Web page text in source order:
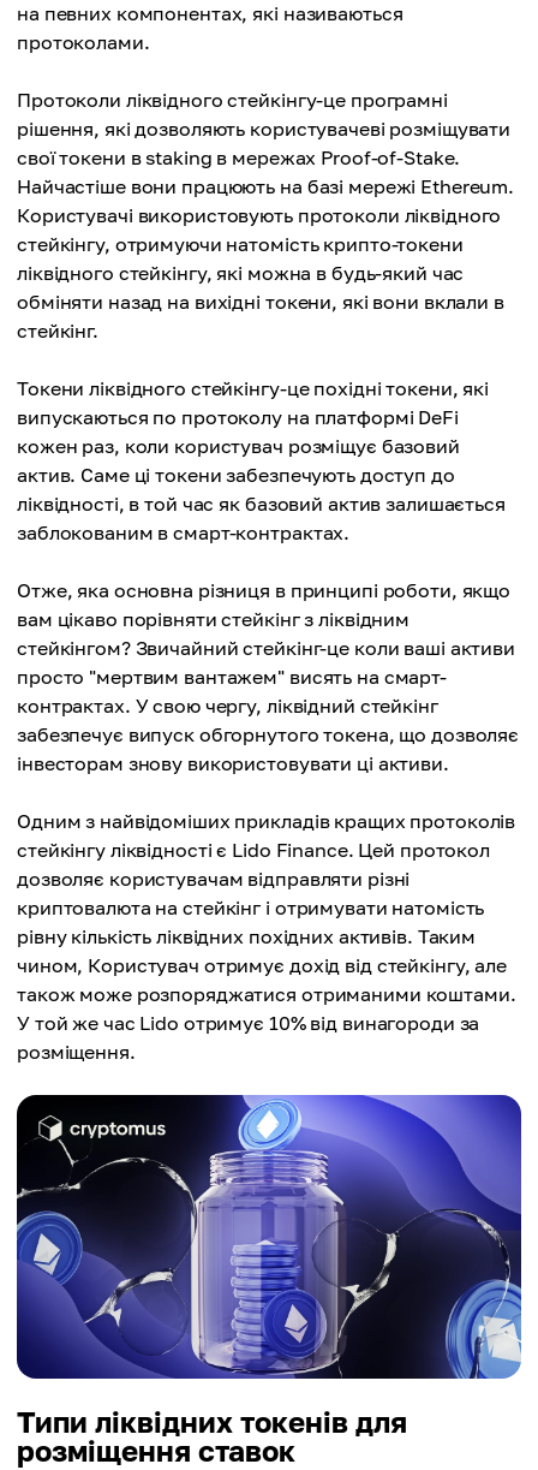
на певних компонентах, які називаються
протоколами.
Протоколи ліквідного стейкінгу-це програмні
рішення, які дозволяють користувачеві розміщувати
свої токени в staking в мережах Proof-of-Stake.
Найчастіше вони працюють на базі мережі Ethereum.
Користувачі використовують протоколи ліквідного
стейкінгу, отримуючи натомість крипто-токени
ліквідного стейкінгу, які можна в будь-який час
обміняти назад на вихідні токени, які вони вклали в
стейкінг.
Токени ліквідного стейкінгу-це похідні токени, які
випускаються по протоколу на платформі DeFi
кожен раз, коли користувач розміщує базовий
актив. Саме ці токени забезпечують доступ до
ліквідності, в той час як базовий актив залишається
заблокованим в смарт-контрактах.
Отже, яка основна різниця в принципі роботи, якщо
вам цікаво порівняти стейкінг з ліквідним
стейкінгом? Звичайний стейкінг-це коли ваші активи
просто "мертвим вантажем" висять на смарт-
контрактах. У свою чергу, ліквідний стейкінг
забезпечує випуск обгорнутого токена, що дозволяє
інвесторам знову використовувати ці активи.
Одним з найвідоміших прикладів кращих протоколів
стейкінгу ліквідності є Lido Finance. Цей протокол
дозволяє користувачам відправляти різні
криптовалюта на стейкінг і отримувати натомість
рівну кількість ліквідних похідних активів. Таким
чином, Користувач отримує дохід від стейкінгу, але
також може розпоряджатися отриманими коштами.
У той же час Lido отримує 10% від винагороди за
розміщення.
Типи ліквідних токенів для
розміщення ставок